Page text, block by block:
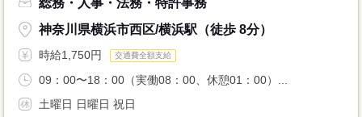
総務・人事・法務・特許事務
神奈川県横浜市西区/横浜駅（徒歩 8分）
時給1,750円 交通費全額支給
09：00〜18：00（実働08：00、休憩01：00）...
土曜日 日曜日 祝日